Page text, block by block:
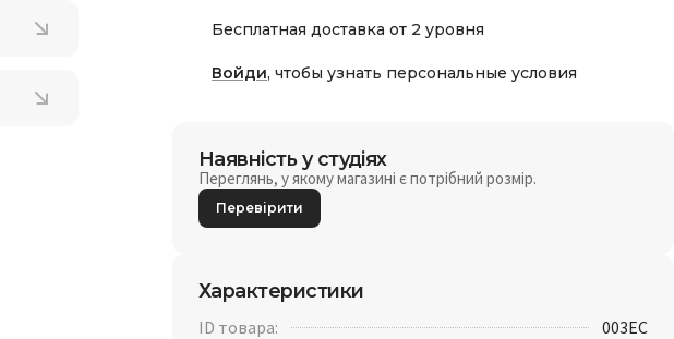
Бесплатная доставка от 2 уровня
Войди, чтобы узнать персональные условия
Наявність у студіях
Переглянь, у якому магазині є потрібний розмір.
Перевірити
Характеристики
ID товара:
003EC